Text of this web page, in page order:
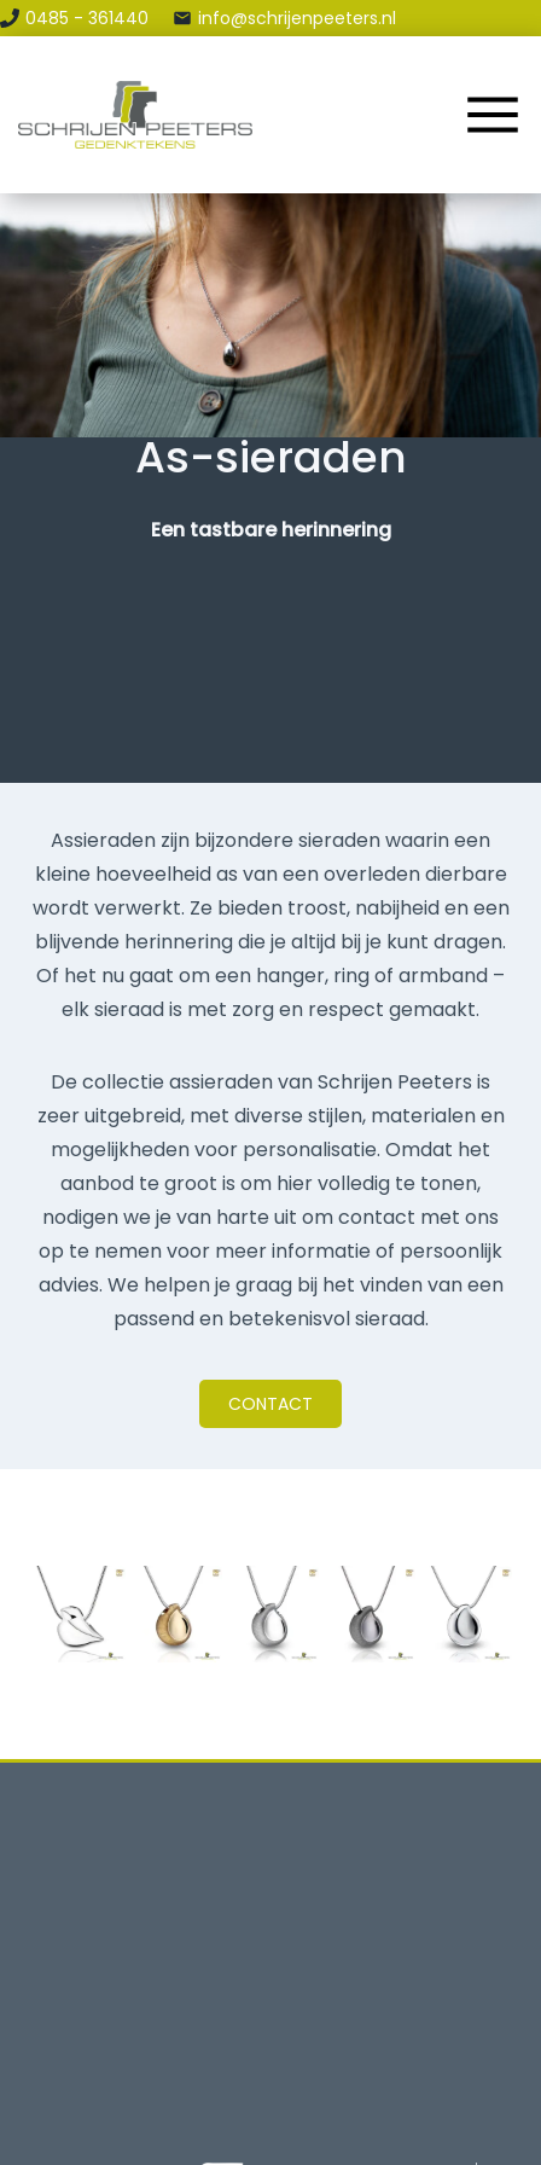
0485 - 361440 info@schrijenpeeters.nl
Home
Assortiment
Contact en Route
Blog
As-sieraden
Een tastbare herinnering
Assieraden zijn bijzondere sieraden waarin een
kleine hoeveelheid as van een overleden dierbare
wordt verwerkt. Ze bieden troost, nabijheid en een
blijvende herinnering die je altijd bij je kunt dragen.
Of het nu gaat om een hanger, ring of armband –
elk sieraad is met zorg en respect gemaakt.
De collectie assieraden van Schrijen Peeters is
zeer uitgebreid, met diverse stijlen, materialen en
mogelijkheden voor personalisatie. Omdat het
aanbod te groot is om hier volledig te tonen,
nodigen we je van harte uit om contact met ons
op te nemen voor meer informatie of persoonlijk
advies. We helpen je graag bij het vinden van een
passend en betekenisvol sieraad.
CONTACT